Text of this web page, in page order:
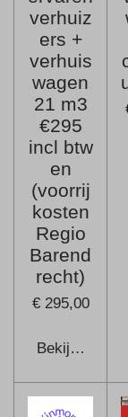
verhuiz
ers +
verhuis
wagen
21 m3
€295
incl btw
en
(voorrij
kosten
Regio
Barend
recht)
€ 295,00
Bekijk details